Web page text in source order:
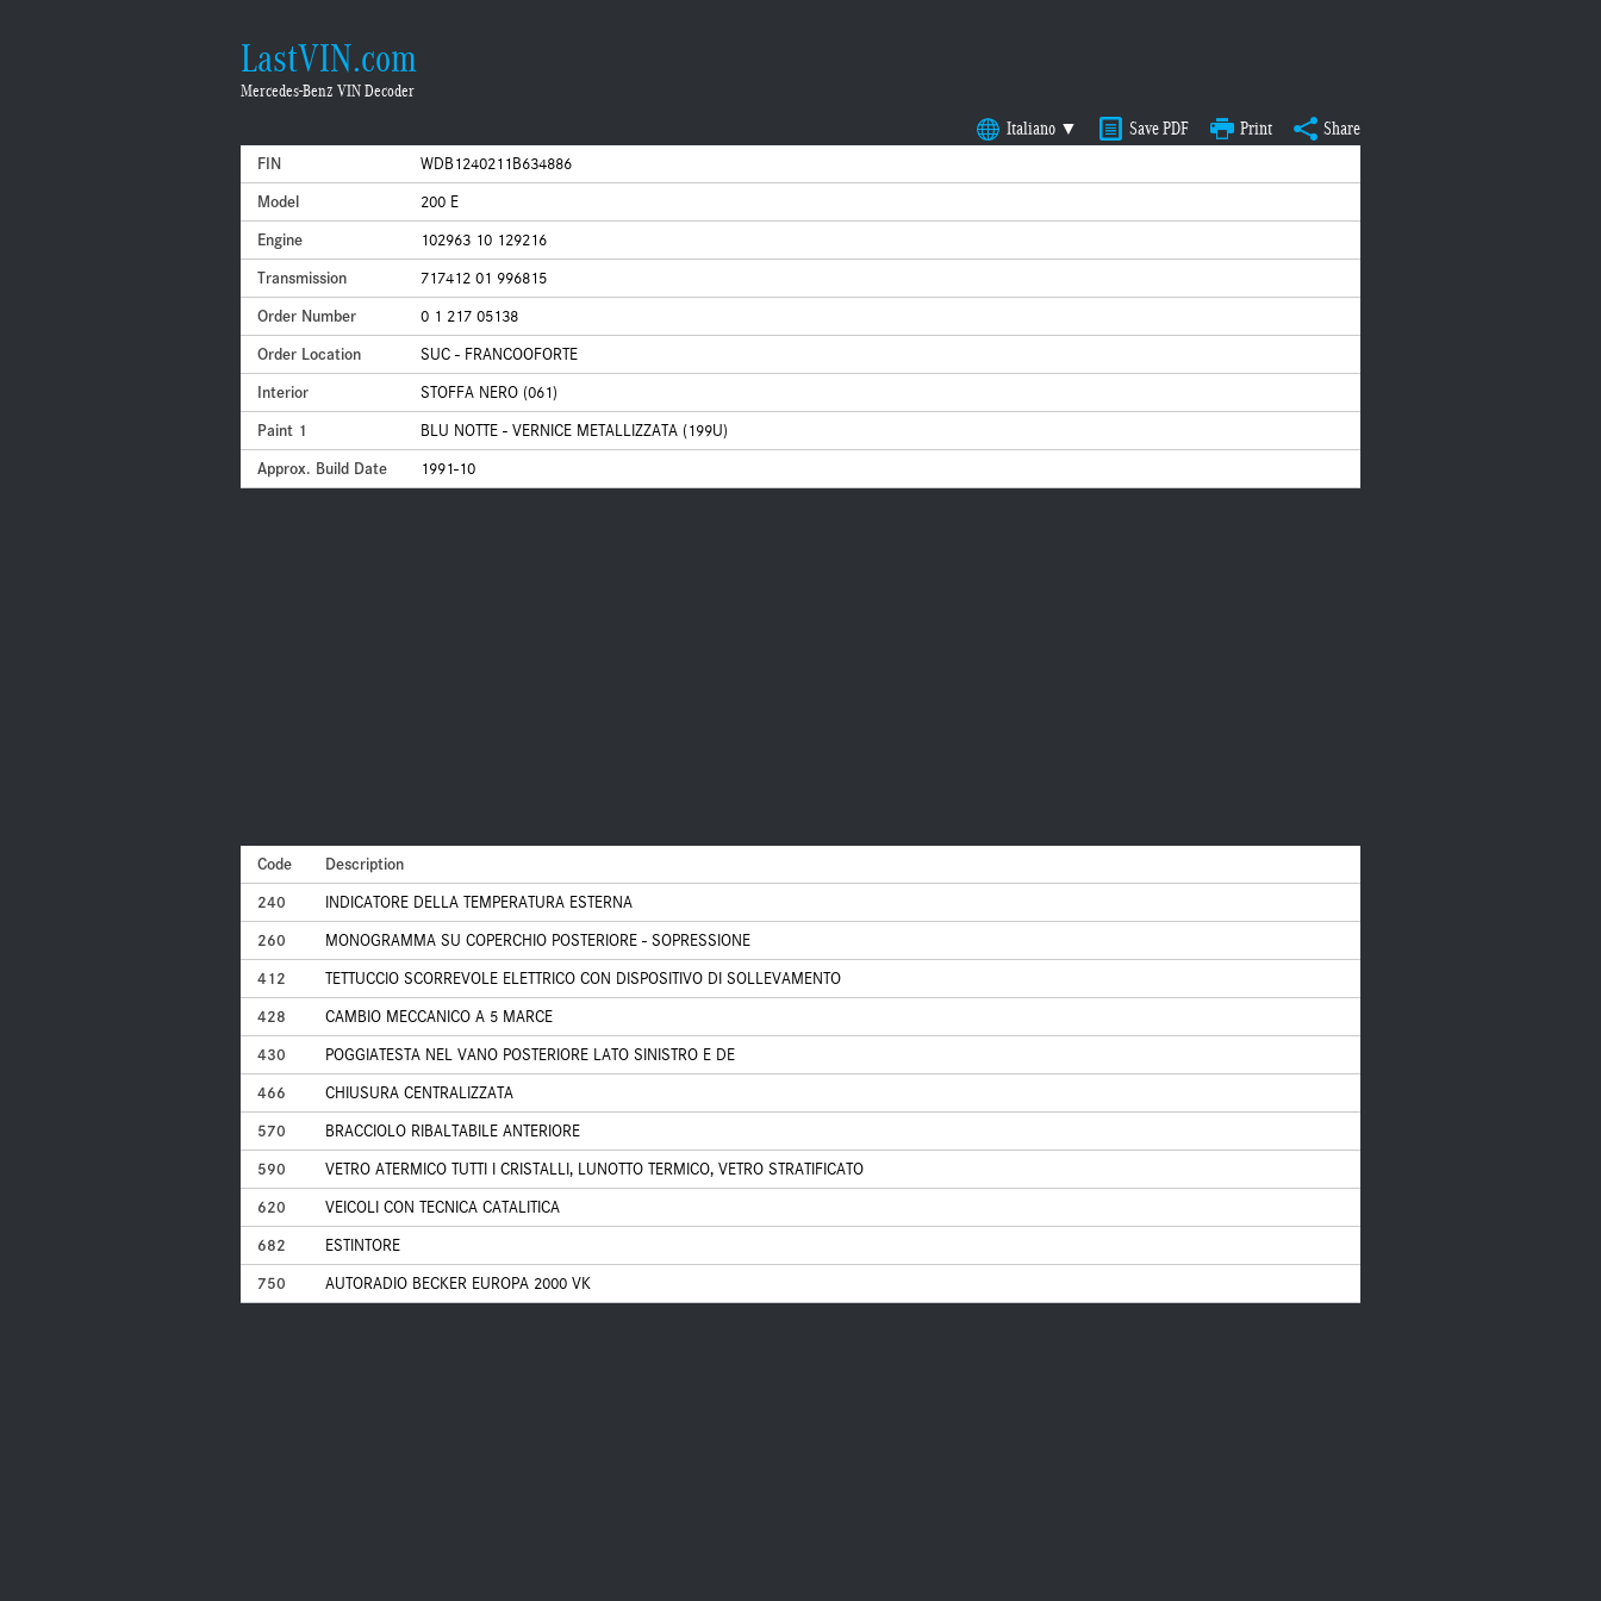
LastVIN.com
Mercedes-Benz VIN Decoder
Italiano ▼ Save PDF Print Share
FIN
WDB1240211B634886
Model
200 E
Engine
102963 10 129216
Transmission
717412 01 996815
Order Number
0 1 217 05138
Order Location
SUC - FRANCOOFORTE
Interior
STOFFA NERO (061)
Paint 1
BLU NOTTE - VERNICE METALLIZZATA (199U)
Approx. Build Date
1991-10
Code
Description
240
INDICATORE DELLA TEMPERATURA ESTERNA
260
MONOGRAMMA SU COPERCHIO POSTERIORE - SOPRESSIONE
412
TETTUCCIO SCORREVOLE ELETTRICO CON DISPOSITIVO DI SOLLEVAMENTO
428
CAMBIO MECCANICO A 5 MARCE
430
POGGIATESTA NEL VANO POSTERIORE LATO SINISTRO E DE
466
CHIUSURA CENTRALIZZATA
570
BRACCIOLO RIBALTABILE ANTERIORE
590
VETRO ATERMICO TUTTI I CRISTALLI, LUNOTTO TERMICO, VETRO STRATIFICATO
620
VEICOLI CON TECNICA CATALITICA
682
ESTINTORE
750
AUTORADIO BECKER EUROPA 2000 VK